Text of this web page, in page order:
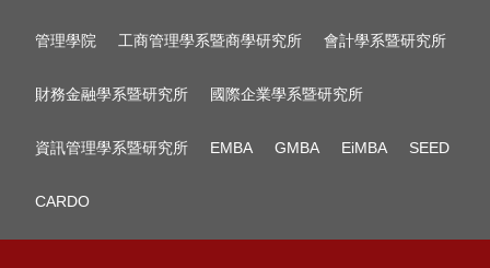
管理學院 工商管理學系暨商學研究所 會計學系暨研究所
財務金融學系暨研究所 國際企業學系暨研究所
資訊管理學系暨研究所 EMBA GMBA EiMBA SEED
CARDO